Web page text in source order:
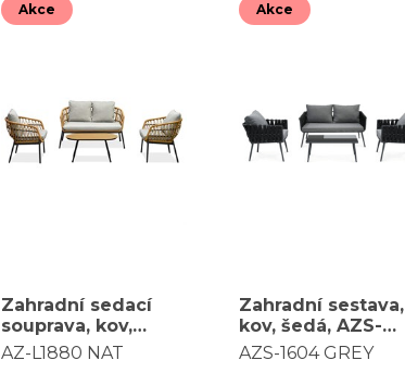
Akce
Zahradní sedací
souprava, kov,
polyratan, hnědá,
AZ-L1880 NAT
Akce
Zahradní sestava,
kov, šedá, AZS-
1604 GREY
AZS-1604 GREY